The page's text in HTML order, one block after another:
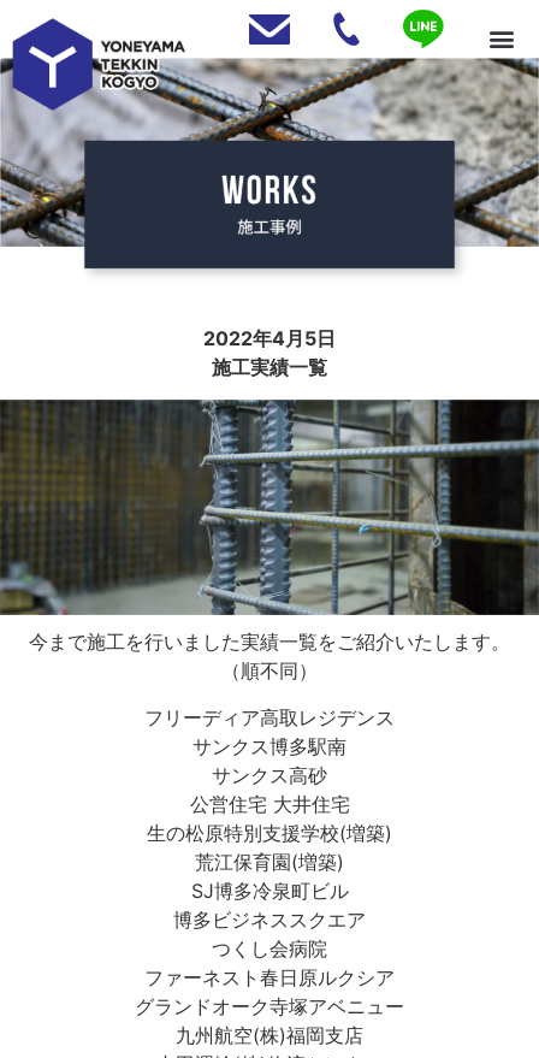
2022年4月5日
施工実績一覧
今まで施工を行いました実績一覧をご紹介いたします。
（順不同）
フリーディア高取レジデンス
サンクス博多駅南
サンクス高砂
公営住宅 大井住宅
生の松原特別支援学校(増築)
荒江保育園(増築)
SJ博多冷泉町ビル
博多ビジネススクエア
つくし会病院
ファーネスト春日原ルクシア
グランドオーク寺塚アベニュー
九州航空(株)福岡支店